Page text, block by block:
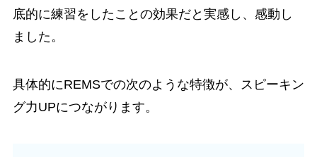
底的に練習をしたことの効果だと実感し、感動し
ました。
具体的にREMSでの次のような特徴が、スピーキン
グ力UPにつながります。